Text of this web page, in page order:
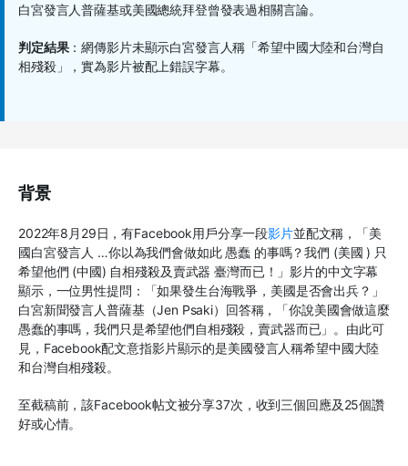
白宮發言人普薩基或美國總統拜登曾發表過相關言論。
判定結果：網傳影片未顯示白宮發言人稱「希望中國大陸和台灣自
相殘殺」，實為影片被配上錯誤字幕。
背景
2022年8月29日，有Facebook用戶分享一段影片並配文稱，「美
國白宮發言人 …你以為我們會做如此 愚蠢 的事嗎？我們 (美國 ) 只
希望他們 (中國) 自相殘殺及賣武器 臺灣而已！」影片的中文字幕
顯示，一位男性提問：「如果發生台海戰爭，美國是否會出兵？」
白宮新聞發言人普薩基（Jen Psaki）回答稱，「你說美國會做這麼
愚蠢的事嗎，我們只是希望他們自相殘殺，賣武器而已」。由此可
見，Facebook配文意指影片顯示的是美國發言人稱希望中國大陸
和台灣自相殘殺。
至截稿前，該Facebook帖文被分享37次，收到三個回應及25個讚
好或心情。